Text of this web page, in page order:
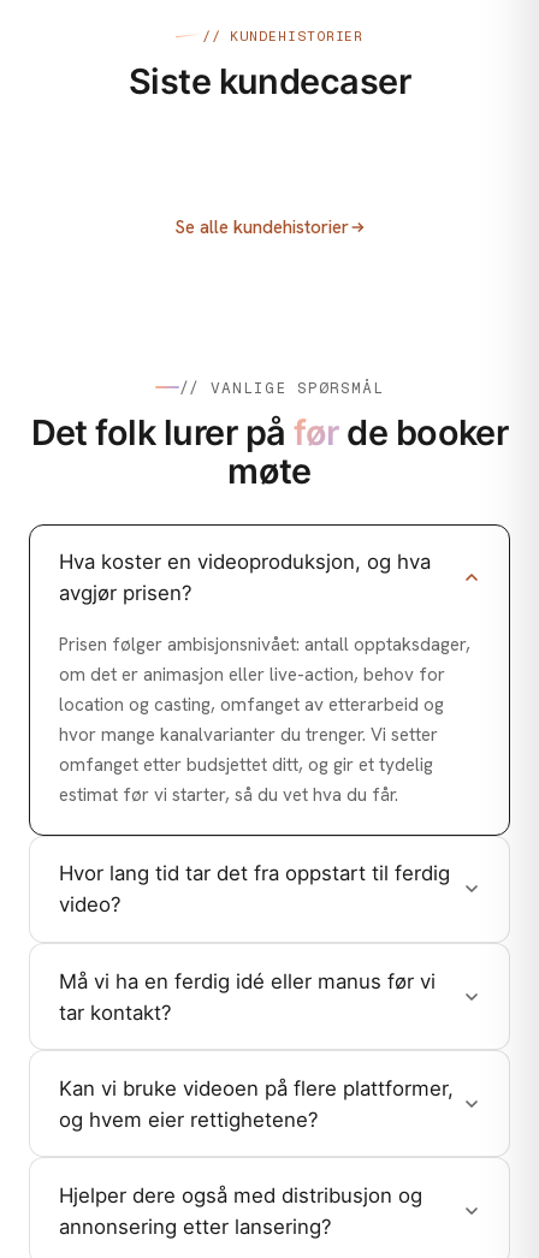
// KUNDEHISTORIER
Siste kundecaser
Fjellsport: Ikke la utsyret stoppe deg!
Se alle kundehistorier
// VANLIGE SPØRSMÅL
Det folk lurer påførde booker
møte
Hva koster en videoproduksjon, og hva
avgjør prisen?
Prisen følger ambisjonsnivået: antall opptaksdager,
om det er animasjon eller live-action, behov for
location og casting, omfanget av etterarbeid og
hvor mange kanalvarianter du trenger. Vi setter
omfanget etter budsjettet ditt, og gir et tydelig
estimat før vi starter, så du vet hva du får.
Hvor lang tid tar det fra oppstart til ferdig
video?
Må vi ha en ferdig idé eller manus før vi
tar kontakt?
Kan vi bruke videoen på flere plattformer,
og hvem eier rettighetene?
Hjelper dere også med distribusjon og
annonsering etter lansering?